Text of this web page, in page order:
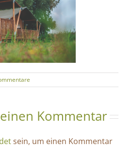
Kommentar
sein, um einen Kommentar